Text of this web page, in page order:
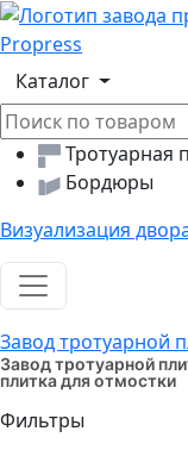
Логотип, переход
Каталог
Тротуарная
Бордюры
Визуализация
Toggle